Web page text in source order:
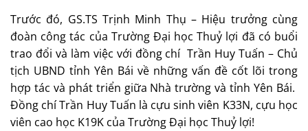
Trước đó, GS.TS Trịnh Minh Thụ – Hiệu trưởng cùng
đoàn công tác của Trường Đại học Thuỷ lợi đã có buổi
trao đổi và làm việc với đồng chí Trần Huy Tuấn – Chủ
tịch UBND tỉnh Yên Bái về những vấn đề cốt lõi trong
hợp tác và phát triển giữa Nhà trường và tỉnh Yên Bái.
Đồng chí Trần Huy Tuấn là cựu sinh viên K33N, cựu học
viên cao học K19K của Trường Đại học Thuỷ lợi!